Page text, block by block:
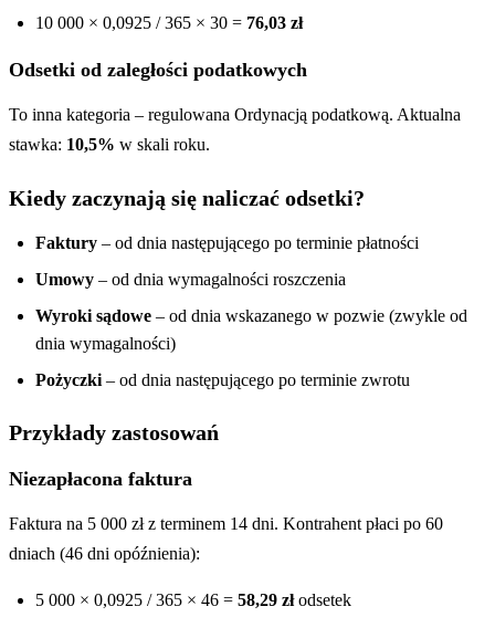
10 000 × 0,0925 / 365 × 30 = 76,03 zł
Odsetki od zaległości podatkowych
To inna kategoria – regulowana Ordynacją podatkową. Aktualna
stawka: 10,5% w skali roku.
Kiedy zaczynają się naliczać odsetki?
Faktury – od dnia następującego po terminie płatności
Umowy – od dnia wymagalności roszczenia
Wyroki sądowe – od dnia wskazanego w pozwie (zwykle od
dnia wymagalności)
Pożyczki – od dnia następującego po terminie zwrotu
Przykłady zastosowań
Niezapłacona faktura
Faktura na 5 000 zł z terminem 14 dni. Kontrahent płaci po 60
dniach (46 dni opóźnienia):
5 000 × 0,0925 / 365 × 46 = 58,29 złodsetek